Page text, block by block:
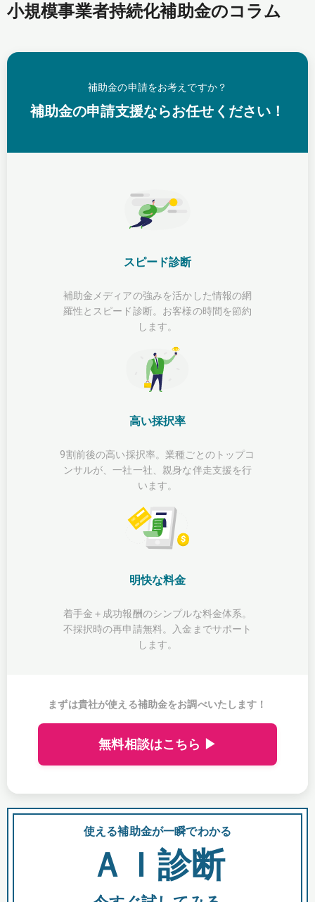
小規模事業者持続化補助金のコラム
補助金の申請をお考えですか？
補助金の申請支援ならお任せください！
スピード診断
補助金メディアの強みを活かした情報の網
羅性とスピード診断。お客様の時間を節約
します。
高い採択率
9割前後の高い採択率。業種ごとのトップコ
ンサルが、一社一社、親身な伴走支援を行
います。
明快な料金
着手金＋成功報酬のシンプルな料金体系。
不採択時の再申請無料。入金までサポート
します。
まずは貴社が使える補助金をお調べいたします！
無料相談はこちら ▶
使える補助金が一瞬でわかる
ＡＩ診断